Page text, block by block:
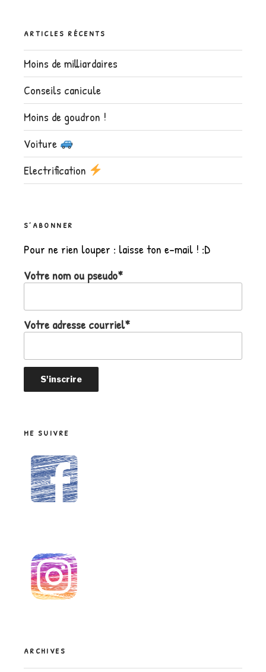
ARTICLES RÉCENTS
Moins de milliardaires
Conseils canicule
Moins de goudron !
Voiture
Electrification
S’ABONNER
Pour ne rien louper : laisse ton e-mail ! :D
Votre nom ou pseudo*
Votre adresse courriel*
ME SUIVRE
ARCHIVES